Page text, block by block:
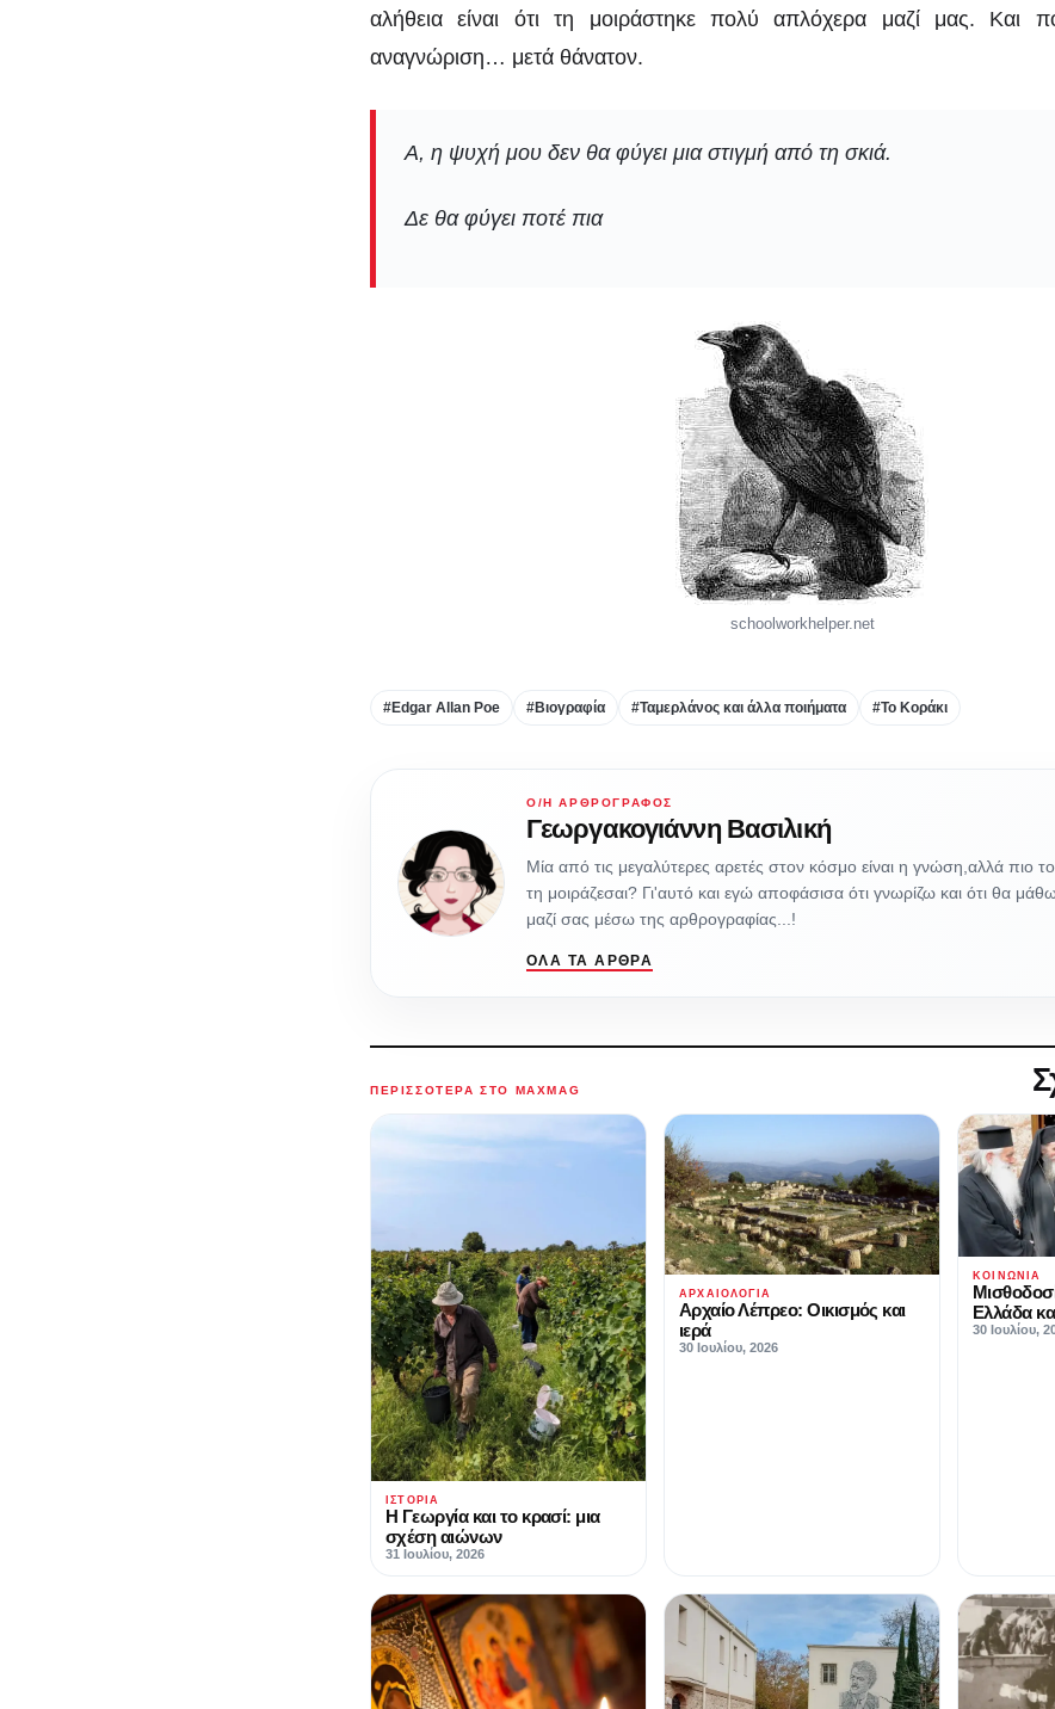
αλήθεια είναι ότι τη μοιράστηκε πολύ απλόχερα μαζί μας. Και
αναγνώριση… μετά θάνατον.
Α, η ψυχή μου δεν θα φύγει μια στιγμή από τη σκιά.
Δε θα φύγει ποτέ πια
schoolworkhelper.net
#Edgar Allan Poe #Βιογραφία #Ταμερλάνος και άλλα ποιήματα #Το Κοράκι
Ο/Η ΑΡΘΡΟΓΡΆΦΟΣ
Γεωργακογιάννη Βασιλική
Μία από τις μεγαλύτερες αρετές στον κόσμο είναι η γνώση,αλλά πιο
τη μοιράζεσαι? Γι'αυτό και εγώ αποφάσισα ότι γνωρίζω και ότι θα
μαζί σας μέσω της αρθρογραφίας...!
ΌΛΑ ΤΑ ΆΡΘΡΑ
ΠΕΡΙΣΣΌΤΕΡΑ ΣΤΟ MAXMAG
ΙΣΤΟΡΊΑ
Η Γεωργία και το κρασί: μια
σχέση αιώνων
31 Ιουλίου, 2026
ΑΡΧΑΙΟΛΟΓΊΑ
Αρχαίο Λέπρεο: Οικισμός και
ιερά
30 Ιουλίου, 2026
ΚΟΙΝΩΝΊΑ
Ελλάδα
30 Ιουλίου,